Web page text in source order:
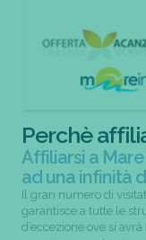
Perchè
Affiliarsi a
ad una infinità
Il gran numero di
garantisce a tutte le
d’eccezione ove si